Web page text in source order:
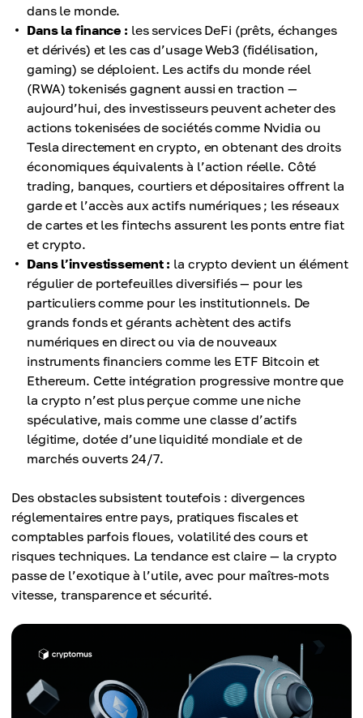
dans le monde.
Dans la finance : les services DeFi (prêts, échanges
et dérivés) et les cas d’usage Web3 (fidélisation,
gaming) se déploient. Les actifs du monde réel
(RWA) tokenisés gagnent aussi en traction —
aujourd’hui, des investisseurs peuvent acheter des
actions tokenisées de sociétés comme Nvidia ou
Tesla directement en crypto, en obtenant des droits
économiques équivalents à l’action réelle. Côté
trading, banques, courtiers et dépositaires offrent la
garde et l’accès aux actifs numériques ; les réseaux
de cartes et les fintechs assurent les ponts entre fiat
et crypto.
Dans l’investissement : la crypto devient un élément
régulier de portefeuilles diversifiés — pour les
particuliers comme pour les institutionnels. De
grands fonds et gérants achètent des actifs
numériques en direct ou via de nouveaux
instruments financiers comme les ETF Bitcoin et
Ethereum. Cette intégration progressive montre que
la crypto n’est plus perçue comme une niche
spéculative, mais comme une classe d’actifs
légitime, dotée d’une liquidité mondiale et de
marchés ouverts 24/7.
Des obstacles subsistent toutefois : divergences
réglementaires entre pays, pratiques fiscales et
comptables parfois floues, volatilité des cours et
risques techniques. La tendance est claire — la crypto
passe de l’exotique à l’utile, avec pour maîtres-mots
vitesse, transparence et sécurité.